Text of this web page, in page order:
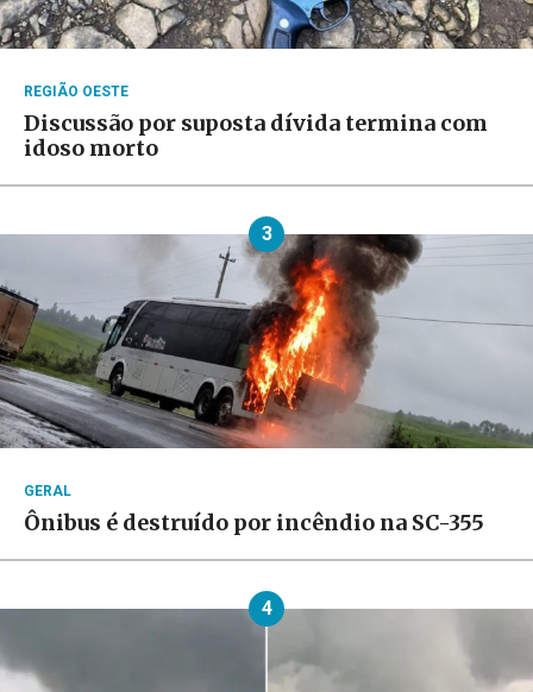
REGIÃO OESTE
Discussão por suposta dívida termina com
idoso morto
3
GERAL
Ônibus é destruído por incêndio na SC-355
4